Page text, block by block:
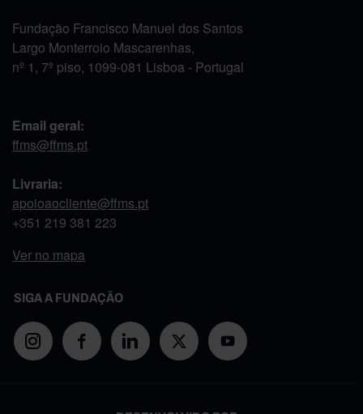
Fundação Francisco Manuel dos Santos
Largo Monterroio Mascarenhas,
nº 1, 7º piso, 1099-081 Lisboa - Portugal
Email geral:
ffms@ffms.pt
Livraria:
apoioaocliente@ffms.pt
+351 219 381 223
Ver no mapa
SIGA A FUNDAÇÃO